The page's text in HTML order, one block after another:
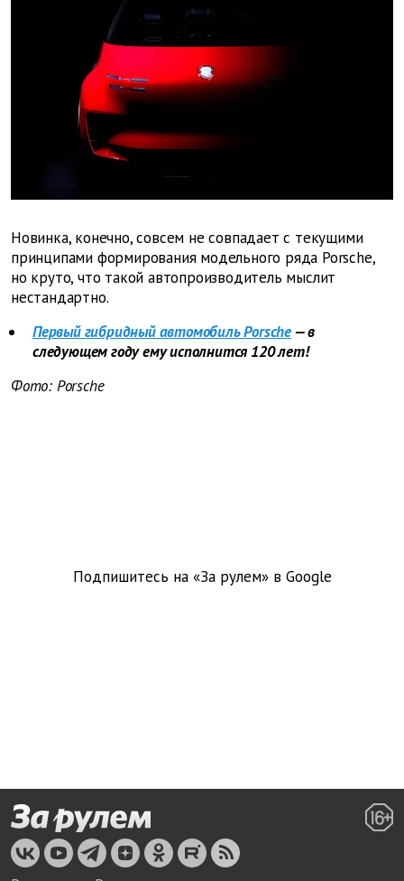
Новинка, конечно, совсем не совпадает с текущими
принципами формирования модельного ряда Porsche,
но круто, что такой автопроизводитель мыслит
нестандартно.
Первый гибридный автомобиль Porsche— в
следующем году ему исполнится 120 лет!
Фото: Porsche
Подпишитесь на «За рулем» в Google